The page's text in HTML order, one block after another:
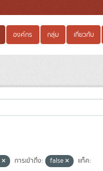
องค์กร กลุ่ม เกี่ยวกับ
การเข้าถึง: false
แท็ค: